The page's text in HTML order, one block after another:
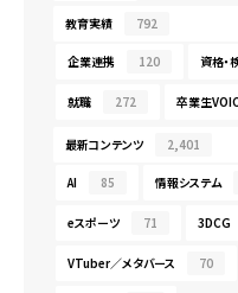
教育実績 792
企業連携 120 資格・
就職 272 卒業生
最新コンテンツ 2,401
AI 85 情報システム
eスポーツ 71 3DCG
VTuber／メタバース 70